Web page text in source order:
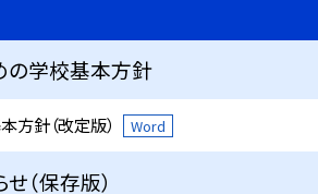
の学校基本方針
方針（改定版） Word
（保存版）